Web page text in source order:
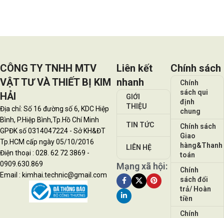
CÔNG TY TNHH MTV
VẬT TƯ VÀ THIẾT BỊ KIM
HẢI
Địa chỉ: Số 16 đường số 6, KDC Hiệp
Bình, P.Hiệp Bình,Tp.Hồ Chí Minh
GPĐK số 0314047224 - Sở KH&ĐT
Tp.HCM cấp ngày 05/10/2016
Điện thoại : 028. 62 72 3869 -
0909.630.869
Email : kimhai.technic@gmail.com
Liên kết
nhanh
GIỚI
THIỆU
TIN TỨC
LIÊN HỆ
Mạng xã hội:
Chính sách
Chính
sách qui
định
chung
Chính sách
Giao
hàng&Thanh
toán
Chính
sách đổi
trả/ Hoàn
tiền
Chính